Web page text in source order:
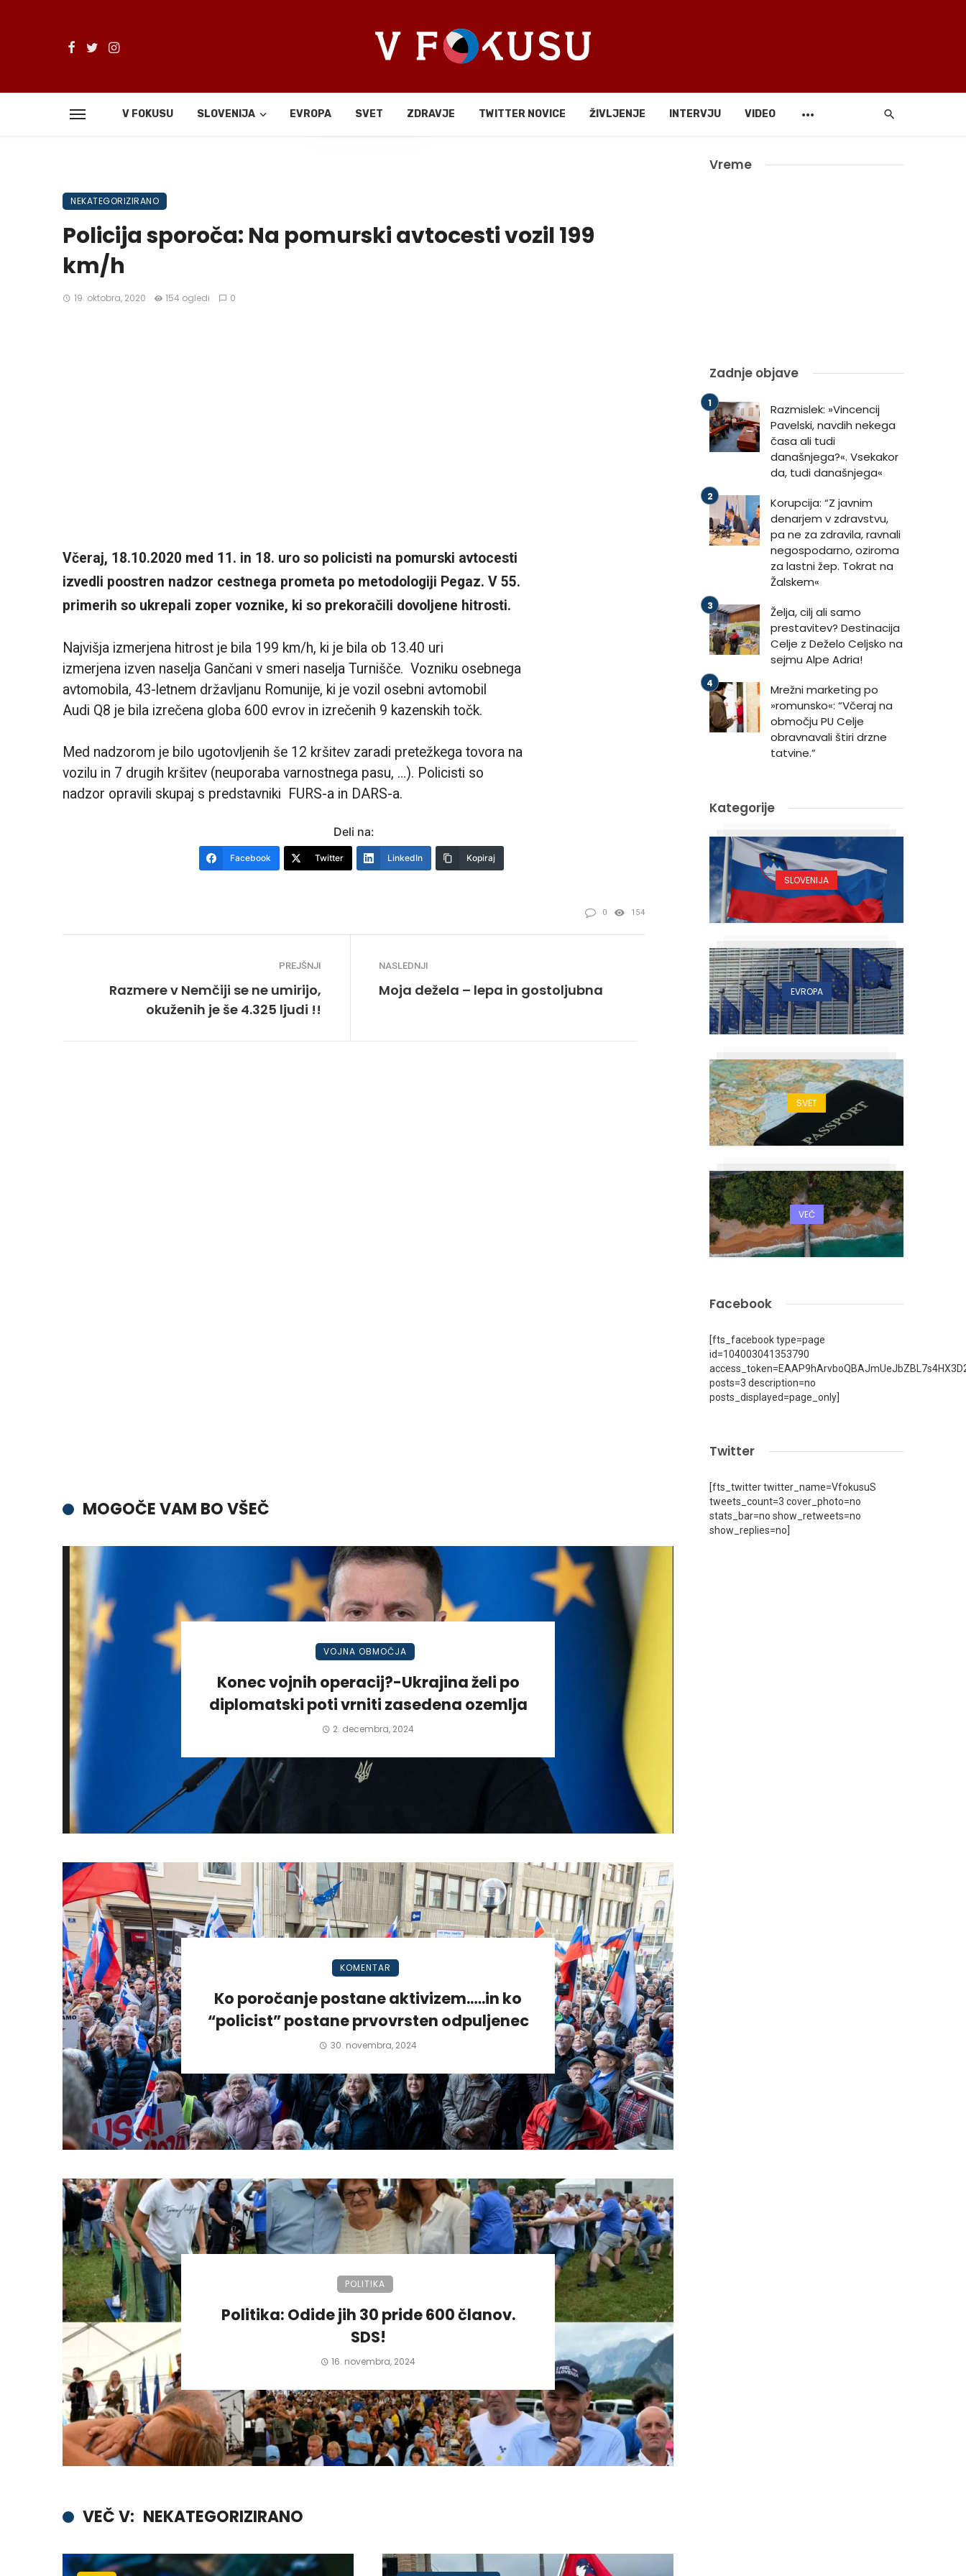
V FOKUSU SLOVENIJA EVROPA SVET ZDRAVJE TWITTER NOVICE ŽIVLJENJE INTERVJU VIDEO
Deli
NEKATEGORIZIRANO
Policija sporoča: Na pomurski avtocesti vozil 199
km/h
19. oktobra, 2020 154 ogledi 0
Včeraj, 18.10.2020 med 11. in 18. uro so policisti na pomurski avtocesti
izvedli poostren nadzor cestnega prometa po metodologiji Pegaz. V 55.
primerih so ukrepali zoper voznike, ki so prekoračili dovoljene hitrosti.
Najvišja izmerjena hitrost je bila 199 km/h, ki je bila ob 13.40 uri
izmerjena izven naselja Gančani v smeri naselja Turnišče. Vozniku osebnega
avtomobila, 43-letnem državljanu Romunije, ki je vozil osebni avtomobil
Audi Q8 je bila izrečena globa 600 evrov in izrečenih 9 kazenskih točk.
Med nadzorom je bilo ugotovljenih še 12 kršitev zaradi pretežkega tovora na
vozilu in 7 drugih kršitev (neuporaba varnostnega pasu, …). Policisti so
nadzor opravili skupaj s predstavniki FURS-a in DARS-a.
Deli na:
Facebook Twitter LinkedIn Kopiraj
0 154
PREJŠNJI
Razmere v Nemčiji se ne umirijo,
okuženih je še 4.325 ljudi !!
NASLEDNJI
Moja dežela – lepa in gostoljubna
MOGOČE VAM BO VŠEČ
VOJNA OBMOČJA
Konec vojnih operacij?-Ukrajina želi po
diplomatski poti vrniti zasedena ozemlja
2. decembra, 2024
KOMENTAR
Ko poročanje postane aktivizem.….in ko
“policist” postane prvovrsten odpuljenec
30. novembra, 2024
POLITIKA
Politika: Odide jih 30 pride 600 članov.
SDS!
16. novembra, 2024
VEČ V: NEKATEGORIZIRANO
Vreme
Zadnje objave
Razmislek: »Vincencij
Pavelski, navdih nekega
časa ali tudi
današnjega?«. Vsekakor
da, tudi današnjega«
Korupcija: “Z javnim
denarjem v zdravstvu,
pa ne za zdravila, ravnali
negospodarno, oziroma
za lastni žep. Tokrat na
Žalskem«
Želja, cilj ali samo
prestavitev? Destinacija
Celje z Deželo Celjsko na
sejmu Alpe Adria!
Mrežni marketing po
»romunsko«: “Včeraj na
območju PU Celje
obravnavali štiri drzne
tatvine.”
Kategorije
SLOVENIJA
EVROPA
SVET
VEČ
Facebook
[fts_facebook type=page
id=104003041353790
posts=3 description=no
posts_displayed=page_only]
Twitter
[fts_twitter twitter_name=VfokusuS
tweets_count=3 cover_photo=no
stats_bar=no show_retweets=no
show_replies=no]